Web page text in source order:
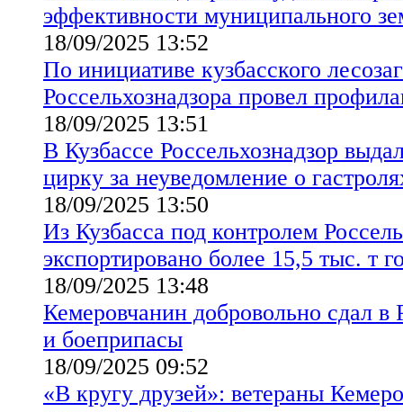
эффективности муниципального
18/09/2025 13:52
По инициативе кузбасского
Россельхознадзора провел
18/09/2025 13:51
В Кузбассе Россельхознадзор
цирку за неуведомление о
18/09/2025 13:50
Из Кузбасса под контролем
экспортировано более 15,5 тыс. т
18/09/2025 13:48
Кемеровчанин добровольно сдал в
и боеприпасы
18/09/2025 09:52
«В кругу друзей»: ветераны